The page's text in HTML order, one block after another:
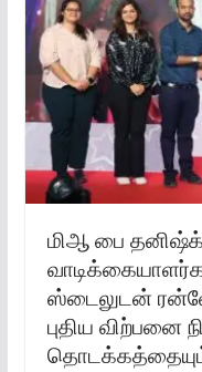
மிஆ பை
ஸ்டைலுடன்
புதிய விற்பனை